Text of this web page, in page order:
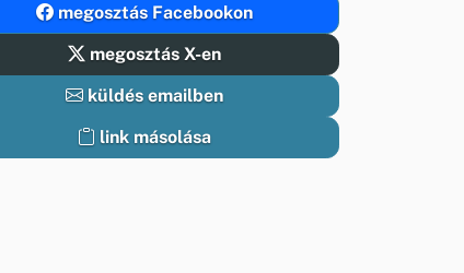
megosztás Facebookon
megosztás X-en
küldés emailben
link másolása